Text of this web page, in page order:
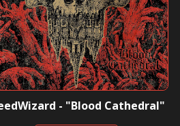
- "Blood Cathedral"